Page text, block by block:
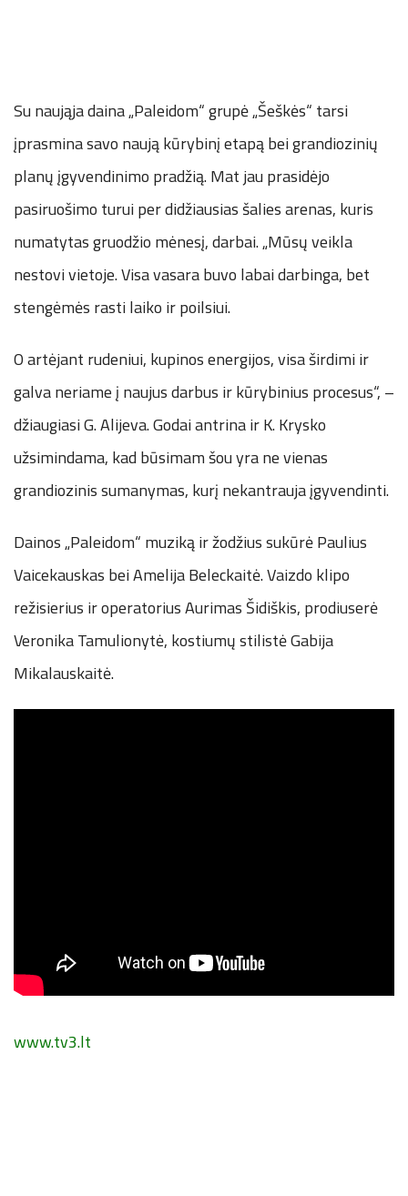
Su naująja daina „Paleidom“ grupė „Šeškės“ tarsi
įprasmina savo naują kūrybinį etapą bei grandiozinių
planų įgyvendinimo pradžią. Mat jau prasidėjo
pasiruošimo turui per didžiausias šalies arenas, kuris
numatytas gruodžio mėnesį, darbai. „Mūsų veikla
nestovi vietoje. Visa vasara buvo labai darbinga, bet
stengėmės rasti laiko ir poilsiui.
O artėjant rudeniui, kupinos energijos, visa širdimi ir
galva neriame į naujus darbus ir kūrybinius procesus“, –
džiaugiasi G. Alijeva. Godai antrina ir K. Krysko
užsimindama, kad būsimam šou yra ne vienas
grandiozinis sumanymas, kurį nekantrauja įgyvendinti.
Dainos „Paleidom“ muziką ir žodžius sukūrė Paulius
Vaicekauskas bei Amelija Beleckaitė. Vaizdo klipo
režisierius ir operatorius Aurimas Šidiškis, prodiuserė
Veronika Tamulionytė, kostiumų stilistė Gabija
Mikalauskaitė.
www.tv3.lt